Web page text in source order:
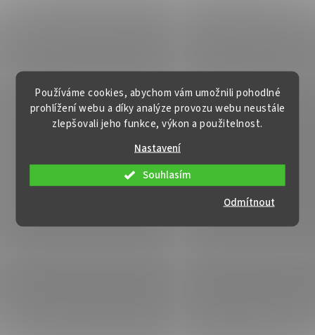
Používáme cookies, abychom vám umožnili pohodlné
prohlížení webu a díky analýze provozu webu neustále
zlepšovali jeho funkce, výkon a použitelnost.
Nastavení
Odmítnout
Souhlasím